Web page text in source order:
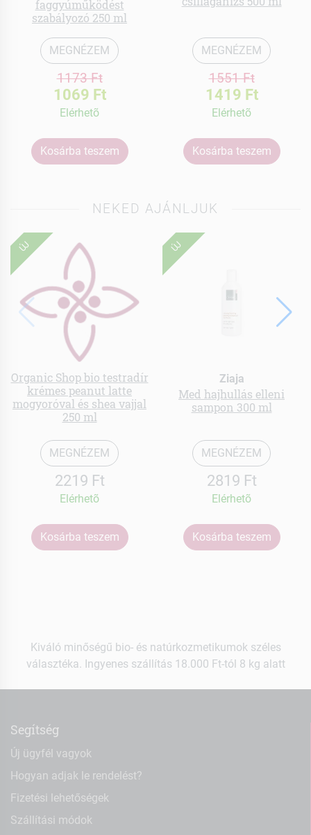
faggyúműködést
szabályozó 250 ml
MEGNÉZEM
1173 Ft
1069 Ft
Elérhetõ
Kosárba teszem
MEGNÉZEM
1551 Ft
1419 Ft
Elérhetõ
Kosárba teszem
NEKED AJÁNLJUK
ÚJ
Organic Shop bio testradír
krémes peanut latte
mogyoróval és shea vajjal
250 ml
MEGNÉZEM
2219 Ft
Elérhetõ
Kosárba teszem
ÚJ
Ziaja
Med hajhullás elleni
sampon 300 ml
MEGNÉZEM
2819 Ft
Elérhetõ
Kosárba teszem
Kiváló minőségű bio- és natúrkozmetikumok széles
választéka. Ingyenes szállítás 18.000 Ft-tól 8 kg alatt
Segítség
Új ügyfél vagyok
Hogyan adjak le rendelést?
Fizetési lehetőségek
Szállítási módok